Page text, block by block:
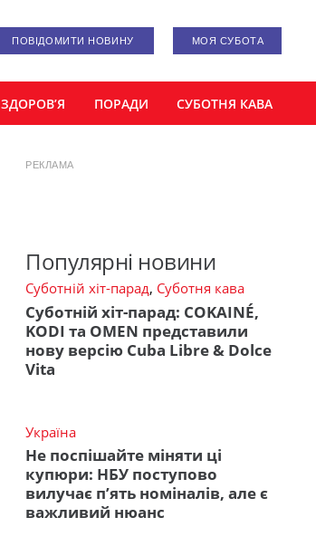
ПОВІДОМИТИ НОВИНУ МОЯ СУБОТА
ЗДОРОВ’Я ПОРАДИ СУБОТНЯ КАВА
РЕКЛАМА
Популярні новини
Суботній хіт-парад, Суботня кава
Суботній хіт-парад: COKAINÉ,
KODI та OMEN представили
нову версію Cuba Libre & Dolce
Vita
Україна
Не поспішайте міняти ці
купюри: НБУ поступово
вилучає п’ять номіналів, але є
важливий нюанс